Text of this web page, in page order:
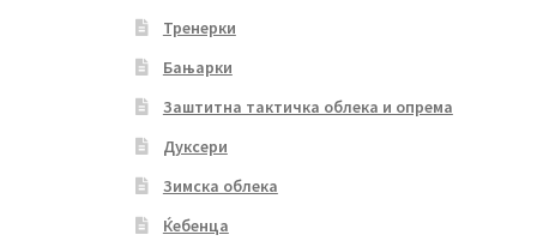
Тренерки
Бањарки
Заштитна тактичка облека и опрема
Дуксери
Зимска облека
Ќебенца